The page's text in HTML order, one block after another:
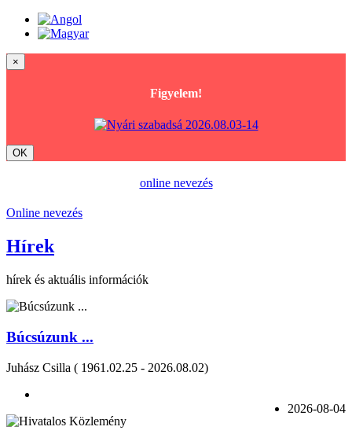
×
Figyelem!
OK
online nevezés
Online nevezés
Hírek
hírek és aktuális információk
Búcsúzunk ...
Juhász Csilla ( 1961.02.25 - 2026.08.02)
2026-08-04